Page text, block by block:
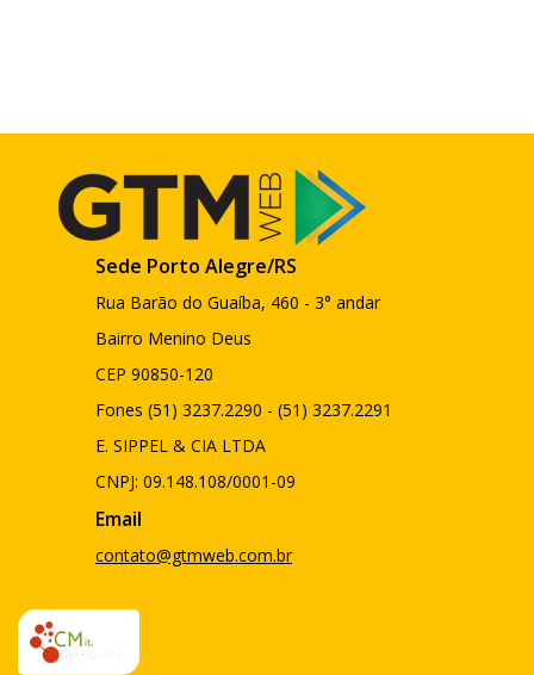
Sede Porto Alegre/RS
Rua Barão do Guaíba, 460 - 3° andar
Bairro Menino Deus
CEP 90850-120
Fones (51) 3237.2290 - (51) 3237.2291
E. SIPPEL & CIA LTDA
CNPJ: 09.148.108/0001-09
Email
contato@gtmweb.com.br